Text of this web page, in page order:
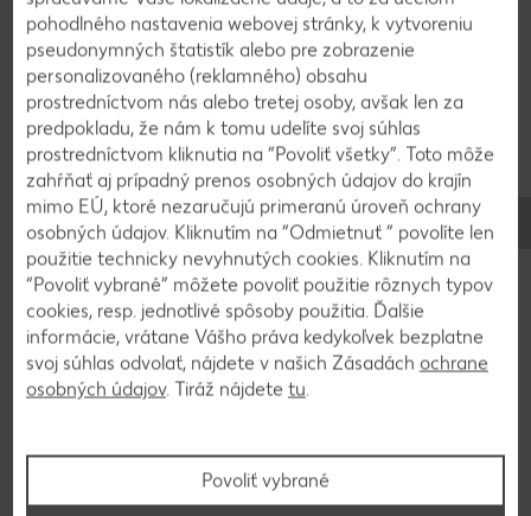
Kačacie prsia umyjeme, osušíme, nakrájame na
pásiky, osolíme a potrieme medom. Jarnú cibuľku
nakrájame na kolieska, papriku na pásiky.
Bambusové výhonky, ananás a klíčky zlejeme.
Ananásovú šťavu zachytíme a odložíme.
Bambusové výhonky nakrájame na pásiky.
2
Kačacie mäso opečieme vo woku na rozpálenom
oleji. Mäso vyberieme a uložíme do tepla. V
zvyšnom oleji opečeieme zeleninu. Prilejeme
Ochutíme s čili, Sambal Olek, soľou, korením a
cukrom. Podávame s basmati ryžou.
pohodlného nastavenia webovej stránky, k vytvoreniu
pseudonymných štatistík alebo pre zobrazenie
personalizovaného (reklamného) obsahu
prostredníctvom nás alebo tretej osoby, avšak len za
predpokladu, že nám k tomu udelíte svoj súhlas
prostredníctvom kliknutia na “Povoliť všetky”. Toto môže
zahŕňať aj prípadný prenos osobných údajov do krajín
mimo EÚ, ktoré nezaručujú primeranú úroveň ochrany
osobných údajov. Kliknutím na “Odmietnuť ” povolíte len
použitie technicky nevyhnutých cookies. Kliknutím na
“Povoliť vybrané” môžete povoliť použitie rôznych typov
cookies, resp. jednotlivé spôsoby použitia. Ďalšie
informácie, vrátane Vášho práva kedykoľvek bezplatne
svoj súhlas odvolať, nájdete v našich Zásadách ochrane
osobných údajov. Tiráž nájdete tu.
Povoliť vybrané